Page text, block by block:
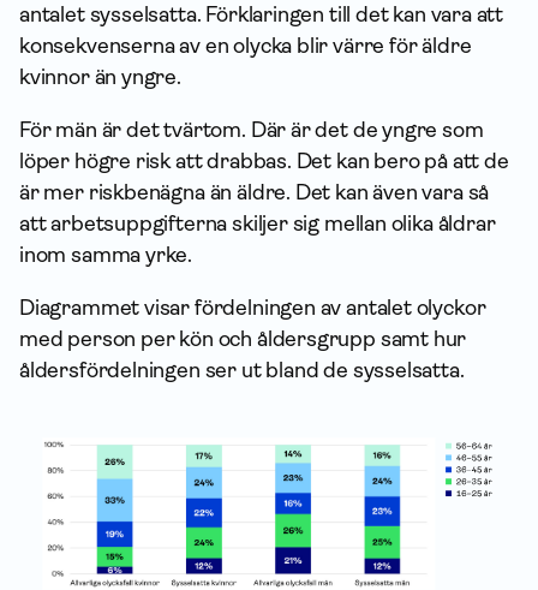
antalet sysselsatta. Förklaringen till det kan vara att
konsekvenserna av en olycka blir värre för äldre
kvinnor än yngre.
För män är det tvärtom. Där är det de yngre som
löper högre risk att drabbas. Det kan bero på att de
är mer riskbenägna än äldre. Det kan även vara så
att arbetsuppgifterna skiljer sig mellan olika åldrar
inom samma yrke.
Diagrammet visar fördelningen av antalet olyckor
med person per kön och åldersgrupp samt hur
åldersfördelningen ser ut bland de sysselsatta.